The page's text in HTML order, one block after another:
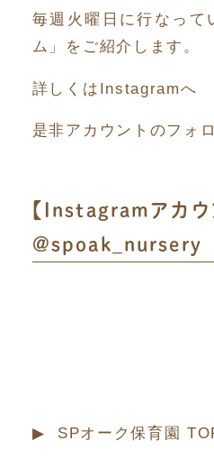
毎週火曜日に行なって
ム」をご紹介します。
詳しくはInstagramへ
是非アカウントのフォ
【Instagramアカウ
@spoak_nursery
▶︎ SPオーク保育園